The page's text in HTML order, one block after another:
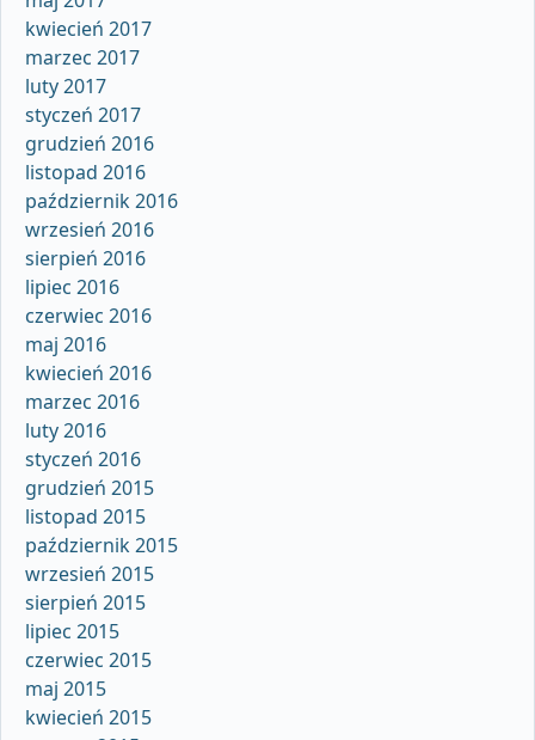
kwiecień 2017
marzec 2017
luty 2017
styczeń 2017
grudzień 2016
listopad 2016
październik 2016
wrzesień 2016
sierpień 2016
lipiec 2016
czerwiec 2016
maj 2016
kwiecień 2016
marzec 2016
luty 2016
styczeń 2016
grudzień 2015
listopad 2015
październik 2015
wrzesień 2015
sierpień 2015
lipiec 2015
czerwiec 2015
maj 2015
kwiecień 2015